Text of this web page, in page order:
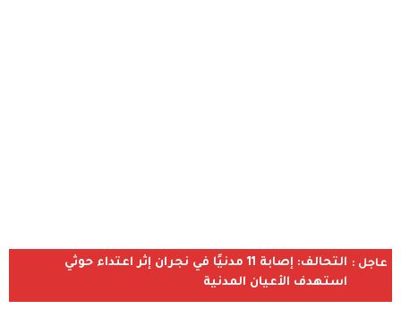
عاجل :
التحالف: إصابة 11 مدنيًا في نجران إثر اعتداء حوثي
استهدف الأعيان المدنية